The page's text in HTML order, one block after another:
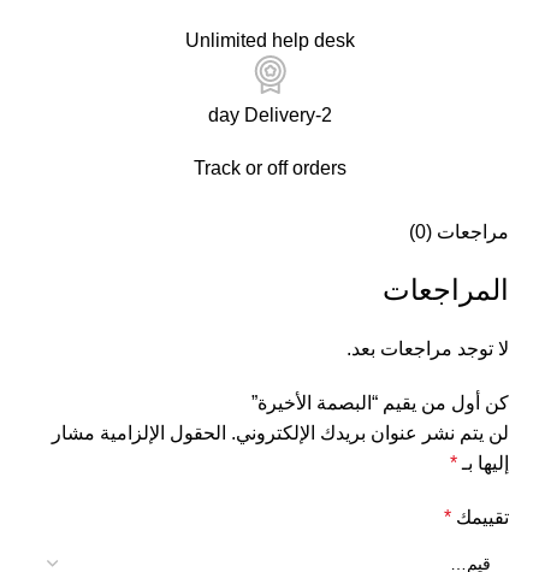
Unlimited help desk
2-day Delivery
Track or off orders
مراجعات (0)
المراجعات
لا توجد مراجعات بعد.
كن أول من يقيم “البصمة الأخيرة”
لن يتم نشر عنوان بريدك الإلكتروني. الحقول الإلزامية مشار
إليها بـ *
تقييمك *